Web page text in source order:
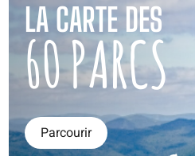
LA CARTE DES
60 PARCS
Parcourir